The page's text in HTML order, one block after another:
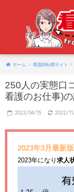
ホーム 看護師転職サイト
250人の実態口
看護のお仕事)
2022/04/15 2022/
2023年3月最新
2023年になり 求人